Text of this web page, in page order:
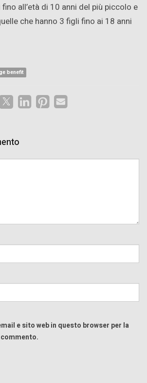
all’età di 10 anni del più piccolo e
che hanno 3 figli fino ai 18 anni
benefit
e sito web in questo browser per la